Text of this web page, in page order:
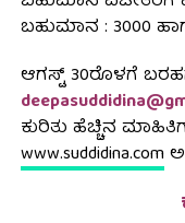
ಬಹುಮಾನ : 3000
ಆಗಸ್ಟ್‌ 30ರೊಳಗೆ
ಕುರಿತು ಹೆಚ್ಚಿನ
www.suddidina.com